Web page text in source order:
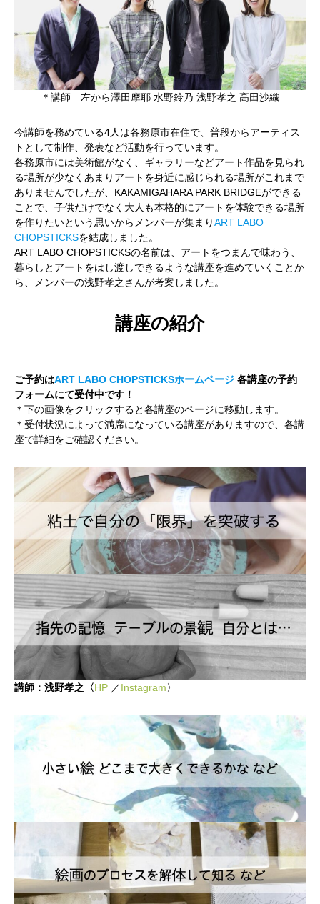
＊講師 左から澤田摩耶 水野鈴乃 浅野孝之 高田沙織
今講師を務めている4人は各務原市在住で、普段からアーティス
トとして制作、発表など活動を行っています。
各務原市には美術館がなく、ギャラリーなどアート作品を見られ
る場所が少なくあまりアートを身近に感じられる場所がこれまで
ありませんでしたが、KAKAMIGAHARA PARK BRIDGEができる
ことで、子供だけでなく大人も本格的にアートを体験できる場所
を作りたいという思いからメンバーが集まりART LABO
CHOPSTICKSを結成しました。
ART LABO CHOPSTICKSの名前は、アートをつまんで味わう、
暮らしとアートをはし渡しできるような講座を進めていくことか
ら、メンバーの浅野孝之さんが考案しました。
講座の紹介
ご予約はART LABO CHOPSTICKSホームページ 各講座の予約
フォームにて受付中です！
＊下の画像をクリックすると各講座のページに移動します。
＊受付状況によって満席になっている講座がありますので、各講
座で詳細をご確認ください。
講師：浅野孝之〈HP ／Instagram〉